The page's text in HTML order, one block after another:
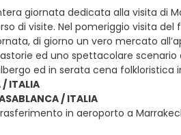
giornata dedicata alla visita di
di visite. Nel pomeriggio visita
di giorno un vero mercato
ed uno spettacolare
ed in serata cena
/ ITALIA
/ ITALIA
in aeroporto a